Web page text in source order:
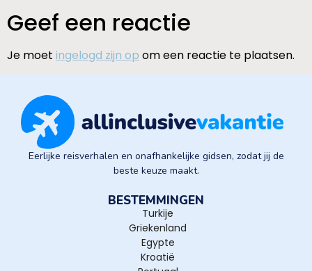
Geef een reactie
Je moet ingelogd zijn op om een reactie te plaatsen.
Eerlijke reisverhalen en onafhankelijke gidsen, zodat jij de
beste keuze maakt.
BESTEMMINGEN
Turkije
Griekenland
Egypte
Kroatië